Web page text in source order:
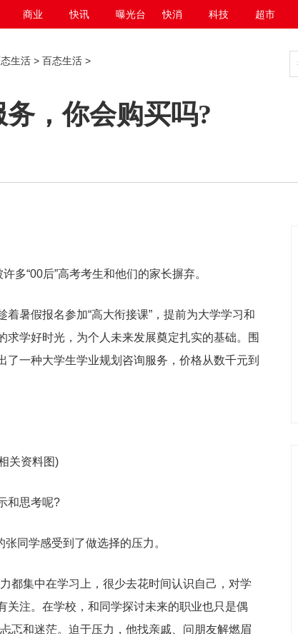
商业 快讯 曝光台 快消 科技 超市
生活 > 百态生活 >
，你会购买吗?
多“00后”高考考生和他们的家长摒弃。
暑假报名参加“高大衔接课”，提前为大学学习和
学好时光，为个人未来发展奠定扎实的基础。围
一种大学生学业规划咨询服务，价格从数千元到
关资料图)
和思考呢?
同学感受到了做选择的压力。
都集中在学习上，很少去花时间认识自己，对学
关注。在学校，和同学探讨未来的职业也只是偶
忑和迷茫。迫于压力，他找亲戚、问朋友解燃眉